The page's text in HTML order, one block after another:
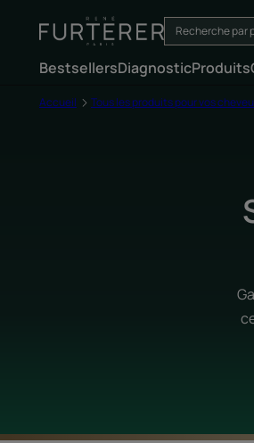
BestsellersDiagnosticProduits
Accueil Tous les produits pour vos